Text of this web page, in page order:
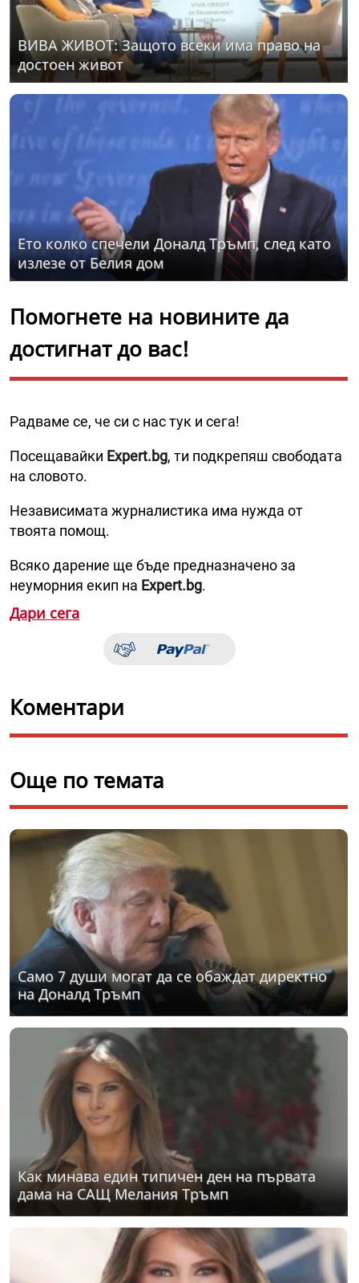
ВИВА ЖИВОТ: Защото всеки има право на
достоен живот
Ето колко спечели Доналд Тръмп, след като
излезе от Белия дом
Помогнете на новините да
достигнат до вас!
Радваме се, че си с нас тук и сега!
Посещавайки Expert.bg, ти подкрепяш свободата
на словото.
Независимата журналистика има нужда от
твоята помощ.
Всяко дарение ще бъде предназначено за
неуморния екип на Expert.bg.
Дари сега
Коментари
Още по темата
Само 7 души могат да се обаждат директно
на Доналд Тръмп
Как минава един типичен ден на първата
дама на САЩ Мелания Тръмп